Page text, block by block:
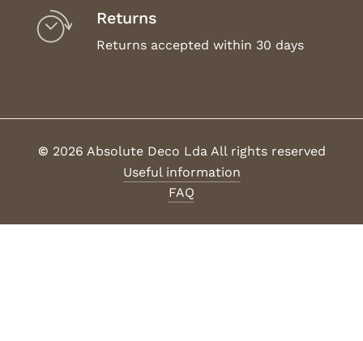
Returns
Returns accepted within 30 days
© 2026 Absolute Deco Lda All rights reserved
Useful information
FAQ